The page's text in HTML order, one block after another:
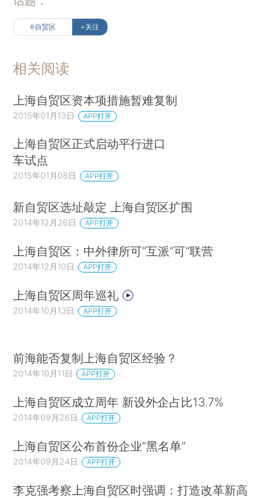
#自贸区 +关注
相关阅读
上海自贸区资本项措施暂难复制
2015年01月13日 APP打开
上海自贸区正式启动平行进口
车试点
2015年01月08日 APP打开
新自贸区选址敲定 上海自贸区扩围
2014年12月26日 APP打开
上海自贸区：中外律所可“互派”可“联营
2014年12月10日 APP打开
上海自贸区周年巡礼
2014年10月13日 APP打开
前海能否复制上海自贸区经验？
2014年10月11日 APP打开
上海自贸区成立周年 新设外企占比13.7%
2014年09月26日 APP打开
上海自贸区公布首份企业“黑名单”
2014年09月24日 APP打开
李克强考察上海自贸区时强调：打造改革新高